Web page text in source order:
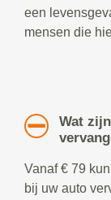
een
mensen die
Wat
Vanaf € 79
bij uw auto